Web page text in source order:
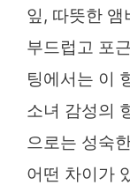
잎, 따뜻한 앰
부드럽고 포
팅에서는 이
소녀 감성의
으로는 성숙
어떤 차이가